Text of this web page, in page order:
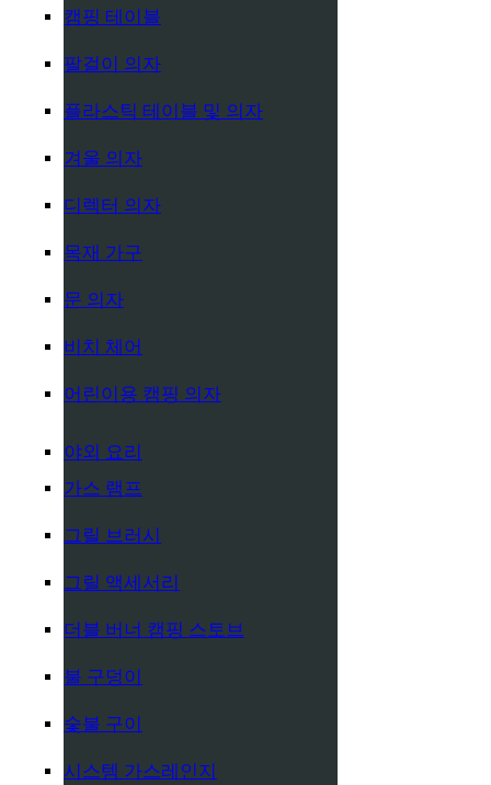
캠핑 테이블
팔걸이 의자
플라스틱 테이블 및 의자
겨울 의자
디렉터 의자
목재 가구
문 의자
비치 체어
어린이용 캠핑 의자
야외 요리
가스 램프
그릴 브러시
그릴 액세서리
더블 버너 캠핑 스토브
불 구덩이
숯불 구이
시스템 가스레인지